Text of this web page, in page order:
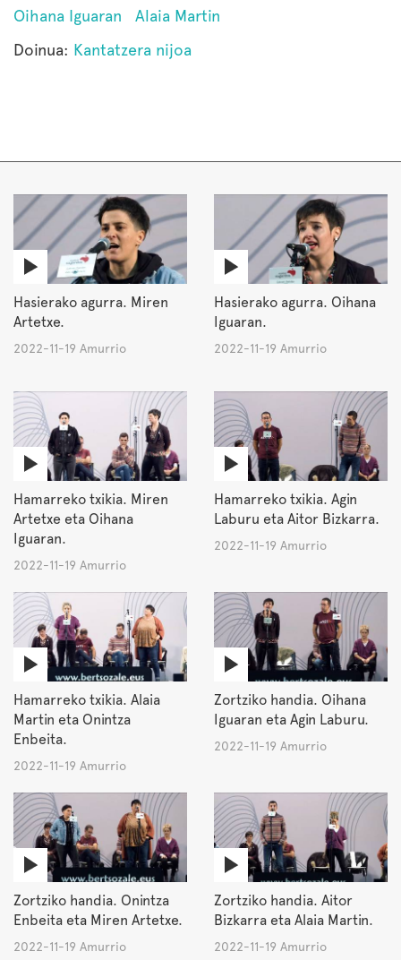
Oihana Iguaran
Alaia Martin
Doinua: Kantatzera nijoa
Hasierako agurra. Miren
Artetxe.
2022-11-19 Amurrio
Hasierako agurra. Oihana
Iguaran.
2022-11-19 Amurrio
Hamarreko txikia. Miren
Artetxe eta Oihana
Iguaran.
2022-11-19 Amurrio
Hamarreko txikia. Agin
Laburu eta Aitor Bizkarra.
2022-11-19 Amurrio
Hamarreko txikia. Alaia
Martin eta Onintza
Enbeita.
2022-11-19 Amurrio
Zortziko handia. Oihana
Iguaran eta Agin Laburu.
2022-11-19 Amurrio
Zortziko handia. Onintza
Enbeita eta Miren Artetxe.
2022-11-19 Amurrio
Zortziko handia. Aitor
Bizkarra eta Alaia Martin.
2022-11-19 Amurrio